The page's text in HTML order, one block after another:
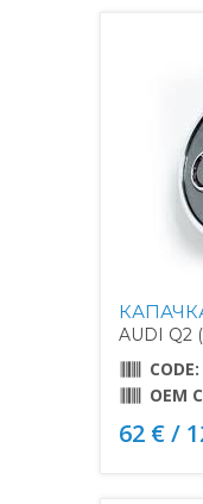
AUDI Q2
CODE:
OEM
62 € /